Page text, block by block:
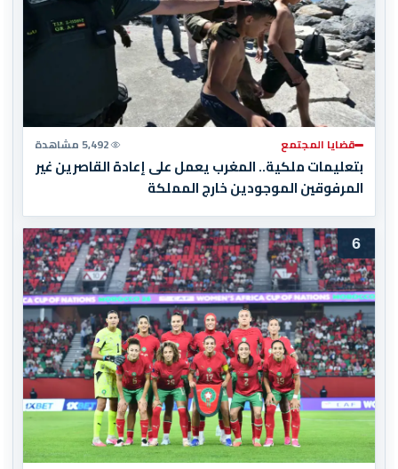
قضايا المجتمع 5,492 مشاهدة
بتعليمات ملكية.. المغرب يعمل على إعادة القاصرين غير
المرفوقين الموجودين خارج المملكة
6